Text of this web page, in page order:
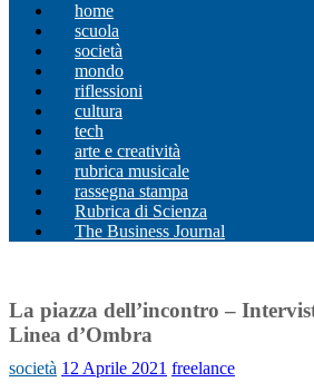
home
scuola
società
mondo
riflessioni
cultura
tech
arte e creatività
rubrica musicale
rassegna stampa
Rubrica di Scienza
The Business Journal
La piazza dell’incontro –
Linea d’Ombra
società 12 Aprile 2021 freelance